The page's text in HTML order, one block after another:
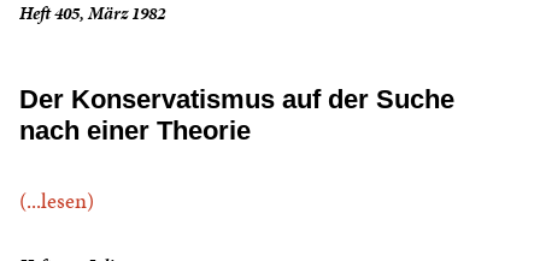
Heft 405, März 1982
Der Konservatismus auf der Suche
nach einer Theorie
(...lesen)